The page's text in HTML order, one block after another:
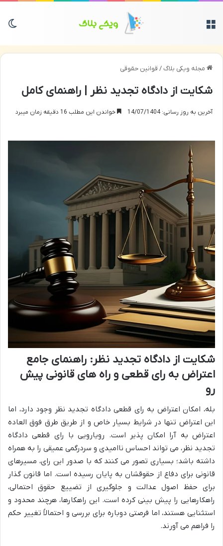
مجله ویکی بلاگ/ قوانین حقوقی
شکایت از دادگاه تجدید نظر | راهنمای کامل
آخرین به روز رسانی: 14/07/1404 خواندن این مطلب 16 دقیقه زمان میبرد
شکایت از دادگاه تجدید نظر: راهنمای جامع
اعتراض به رای قطعی و راه های قانونی پیش
رو
بله، امکان اعتراض به رای قطعی دادگاه تجدید نظر وجود دارد، اما
این اعتراض تنها در شرایط بسیار خاص و از طریق طرق فوق العاده
اعتراض به آرا امکان پذیر است. رویارویی با رای قطعی دادگاه
تجدید نظر، می تواند احساس ناامیدی و سردرگمی عمیقی را به همراه
داشته باشد؛ بسیاری تصور می کنند که با صدور این رای، مسیرهای
قانونی برای دفاع از حقوقشان به پایان رسیده است. اما قانون گذار
برای حفظ اصول عدالت و جلوگیری از تضییع حقوق احتمالی،
راهکارهایی را پیش بینی کرده است. این راهکارها، هرچند محدود و
استثنایی هستند، اما فرصتی دوباره برای بررسی و احتمالاً تغییر حکم
را فراهم می آورند.